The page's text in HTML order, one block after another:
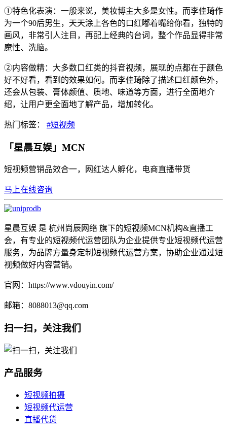
①特色化表演：一般来说，美妆博主大多是女性。而李佳琦作
为一个90后男生，天天涂上各色的口红嘟着嘴给你看，独特的
画风，非常引人注目，再配上经典的台词，整个作品显得非常
魔性、洗脑。
②内容做精：大多数口红类的抖音视频，展现的点都在于颜色
好不好看，看到的效果如何。而李佳琦除了描述口红颜色外，
还会从包装、膏体颜值、质地、味道等方面，进行全面地介
绍，让用户更全面地了解产品，增加转化。
热门标签： #短视频
「星晨互娱」MCN
短视频营销品效合一，网红达人孵化，电商直播带货
马上在线咨询
星晨互娱 是 杭州尚辰网络 旗下的短视频MCN机构&直播工
会，有专业的短视频代运营团队为企业提供专业短视频代运营
服务，为品牌方量身定制短视频代运营方案，协助企业通过短
视频做好内容营销。
官网：https://www.vdouyin.com/
邮箱：8088013@qq.com
扫一扫，关注我们
产品服务
短视频拍摄
短视频代运营
直播代货